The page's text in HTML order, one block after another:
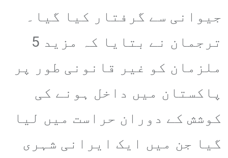
جیوانی سے گرفتار کیا گیا۔
ترجمان نے بتایا کہ مزید 5
ملزمان کو غیر قانونی طور پر
پاکستان میں داخل ہونے کی
کوشش کے دوران حراست میں لیا
گیا جن میں ایک ایرانی شہری